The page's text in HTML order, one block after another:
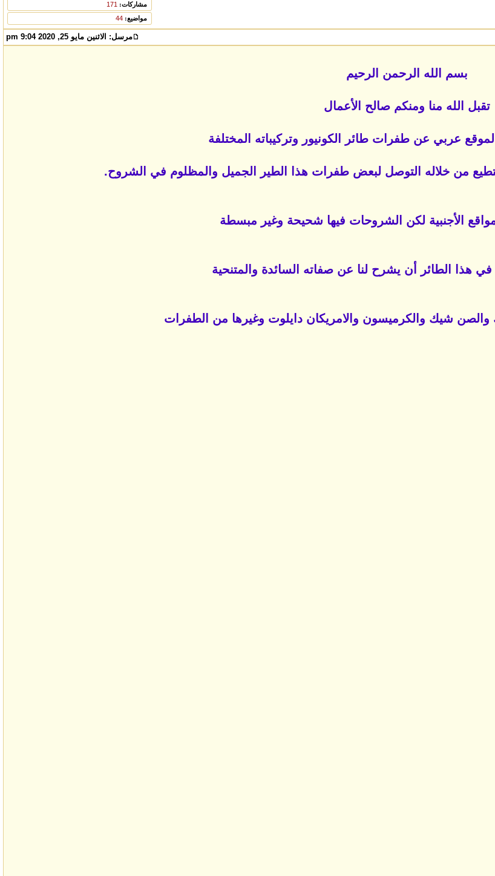
مشاركات: 171
مواضيع: 44
مرسل: الاثنين مايو 25, 2020 9:04 pm
بسم الله الرحمن الرحيم
تقبل الله منا ومنكم صالح الأعمال
عربي عن طفرات طائر الكونيور وتركيباته المختلفة
من خلاله التوصل لبعض طفرات هذا الطير الجميل والمظلوم في الشروح.
الأجنبية لكن الشروحات فيها شحيحة وغير مبسطة
هذا الطائر أن يشرح لنا عن صفاته السائدة والمتنحية
شيك والكرميسون والامريكان دايلوت وغيرها من الطفرات